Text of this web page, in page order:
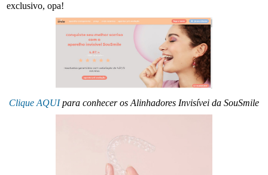
exclusivo, opa!
Clique AQUIpara conhecer os Alinhadores Invisívei da SouSmile